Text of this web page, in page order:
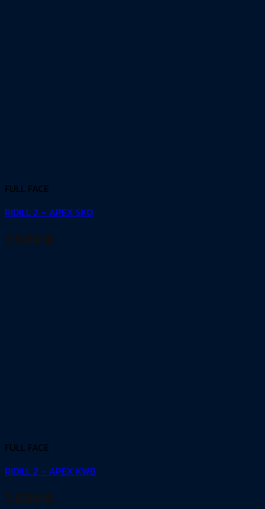
FULL FACE
RIDILL 2 – APEX SKO
7,500 ฿
FULL FACE
RIDILL 2 – APEX KWB
7,500 ฿